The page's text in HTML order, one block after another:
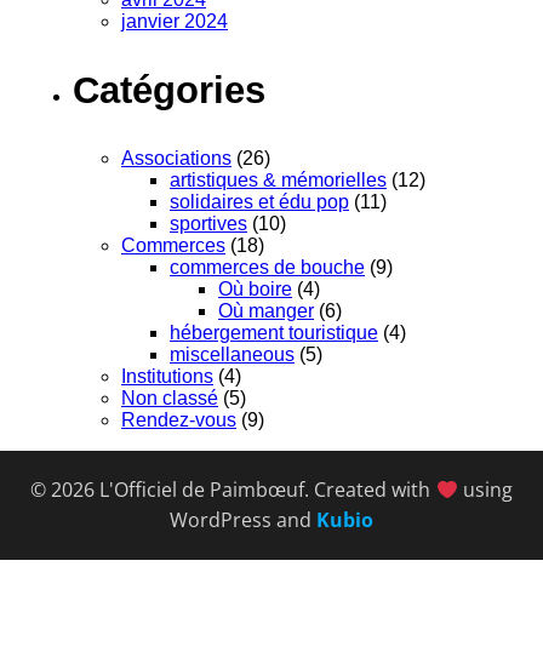
janvier 2024
Catégories
Associations (26)
artistiques & mémorielles (12)
solidaires et édu pop (11)
sportives (10)
Commerces (18)
commerces de bouche (9)
Où boire (4)
Où manger (6)
hébergement touristique (4)
miscellaneous (5)
Institutions (4)
Non classé (5)
Rendez-vous (9)
© 2026 L'Officiel de Paimbœuf. Created with
using
WordPress and Kubio